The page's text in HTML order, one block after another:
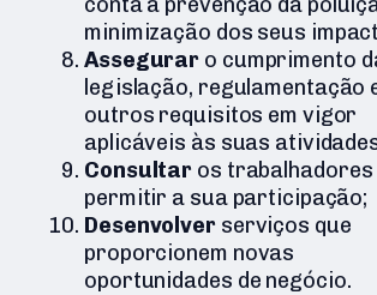
minimização dos seus
Assegurar o cumprimento
legislação, regulamentação
outros requisitos em vigor
aplicáveis às suas
Consultar os trabalhadores
permitir a sua participação;
Desenvolverserviços que
proporcionem novas
oportunidades de negócio.